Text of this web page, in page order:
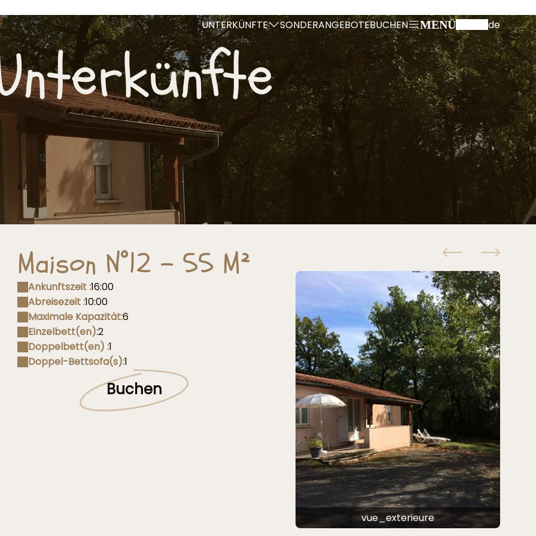
UNTERKÜNFTE
SONDERANGEBOTEBUCHEN MENÜ de
Maison N°12 - 55 M²
Ankunftszeit :16:00
Abreisezeit :10:00
Maximale Kapazität:6
Einzelbett(en):2
Doppelbett(en) :1
Doppel-Bettsofa(s):1
Buchen
vue_exterieure